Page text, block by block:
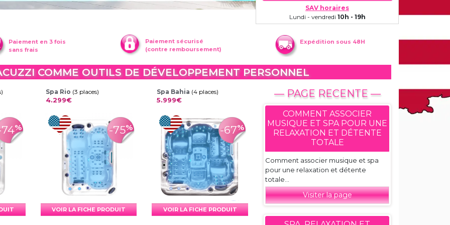
SAV horaires
Lundi - vendredi 10h - 19h
Paiement en 3 fois
sans frais
Paiement sécurisé
(contre remboursement)
Expédition sous 48H
COMME OUTILS DE DÉVELOPPEMENT PERSONNEL
%
Spa Rio (3 places)
4.299€
-75%
VOIR LA FICHE PRODUIT
Spa Bahia (4 places)
5.999€
-67%
VOIR LA FICHE PRODUIT
— PAGE RECENTE —
COMMENT ASSOCIER
MUSIQUE ET SPA POUR UNE
RELAXATION ET DÉTENTE
TOTALE
Comment associer musique et spa
pour une relaxation et détente
totale...
Visiter la page